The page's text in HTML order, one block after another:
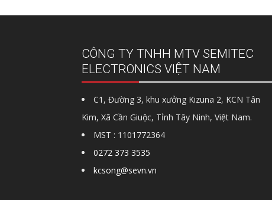
CÔNG TY TNHH MTV SEMITEC
ELECTRONICS VIỆT NAM
C1, Đường 3, khu xưởng Kizuna 2, KCN Tân
Kim, Xã Cần Giuộc, Tỉnh Tây Ninh, Việt Nam.
MST : 1101772364
0272 373 3535
kcsong@sevn.vn